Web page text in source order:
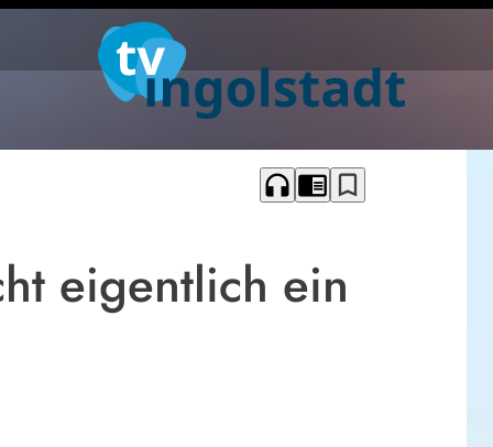
headphones chrome_reader_mode bookmark_border
eigentlich ein